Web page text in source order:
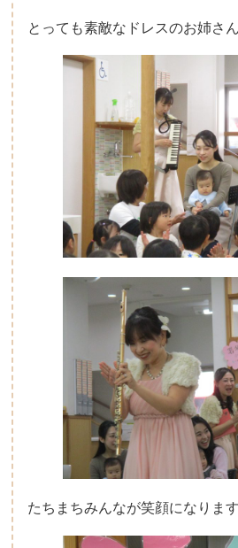
とっても素敵なドレスのお姉さ
たちまちみんなが笑顔になりま